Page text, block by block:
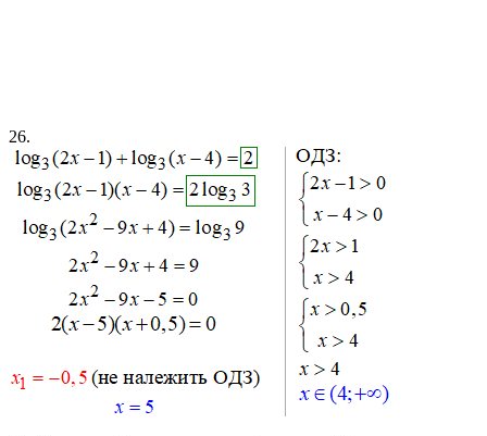
26.